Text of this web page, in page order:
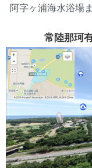
阿字ヶ浦海水浴場
常陸那珂